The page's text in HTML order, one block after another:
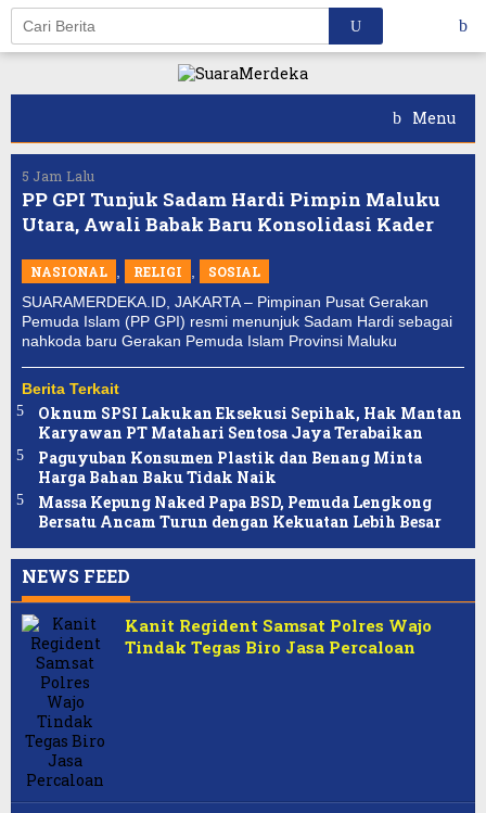
Skip
content
Menu
5 Jam Lalu
PP GPI Tunjuk Sadam Hardi Pimpin Maluku
Utara, Awali Babak Baru Konsolidasi Kader
NASIONAL , RELIGI ,
SOSIAL
SUARAMERDEKA.ID, JAKARTA – Pimpinan Pusat Gerakan
Pemuda Islam (PP GPI) resmi menunjuk Sadam Hardi sebagai
nahkoda baru Gerakan Pemuda Islam Provinsi Maluku
Berita Terkait
Oknum SPSI Lakukan Eksekusi Sepihak, Hak Mantan
Karyawan PT Matahari Sentosa Jaya Terabaikan
Paguyuban Konsumen Plastik dan Benang Minta
Harga Bahan Baku Tidak Naik
Massa Kepung Naked Papa BSD, Pemuda Lengkong
Bersatu Ancam Turun dengan Kekuatan Lebih Besar
NEWS FEED
SuaraMerdekaKanit Regident Samsat Polres Wajo
Tindak Tegas Biro Jasa Percaloan